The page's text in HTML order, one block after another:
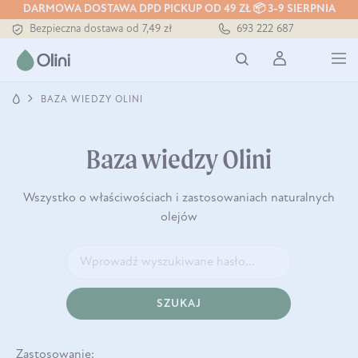
DARMOWA DOSTAWA DPD PICKUP OD 49 ZŁ 📦 3-9 SIERPNIA
Tłoczony zawsze na zimno
Bezpieczna dostawa od 7,49 zł
Tłoczony zawsze na zimno
693 222 687
BAZA WIEDZY OLINI
Baza wiedzy Olini
Wszystko o właściwościach i zastosowaniach naturalnych
olejów
SZUKAJ
Zastosowanie: